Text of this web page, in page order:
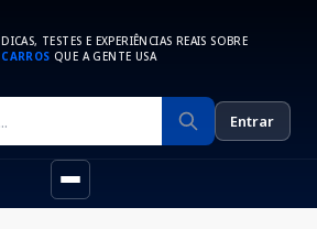
DICAS, TESTES E EXPERIÊNCIAS REAIS SOBRE
CARROS QUE A GENTE USA
Entrar